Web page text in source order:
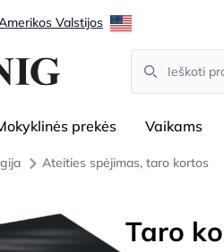
Valstijos
Search
prekės Vaikams
Ateities spėjimas, taro kortos
Taro